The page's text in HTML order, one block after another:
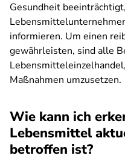
Gesundheit
informieren. Um einen
gewährleisten, sind alle
Maßnahmen umzusetzen.
Wie kann ich
Lebensmittel
betroffen ist?